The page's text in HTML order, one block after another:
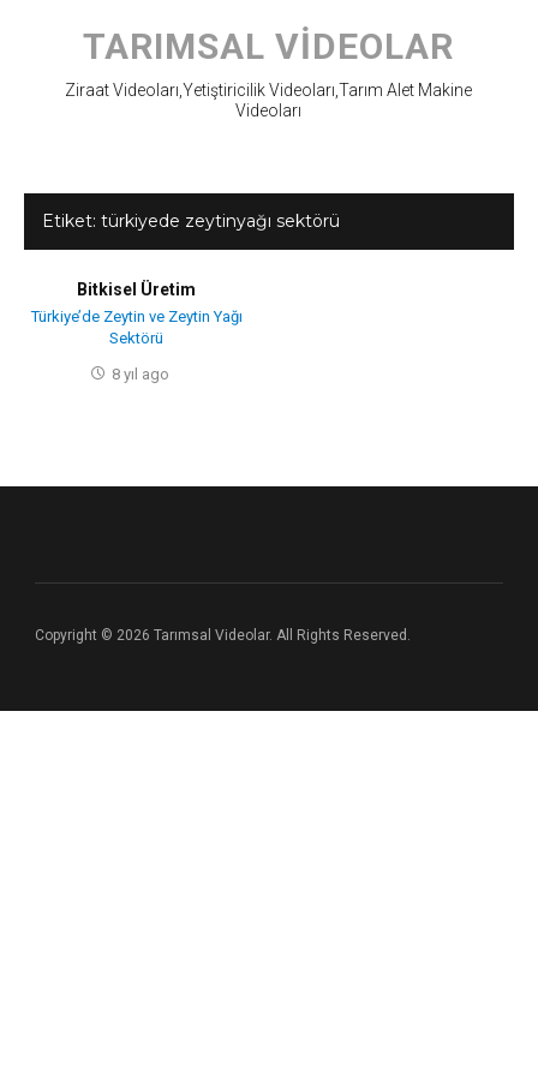
content
TARIMSAL VIDEOLAR
Ziraat Videoları,Yetiştiricilik Videoları,Tarım Alet Makine
Videoları
Etiket: türkiyede zeytinyağı sektörü
Bitkisel Üretim
Türkiye’de Zeytin ve Zeytin Yağı
Sektörü
8 yıl ago
Copyright © 2026 Tarımsal Videolar. All Rights Reserved.